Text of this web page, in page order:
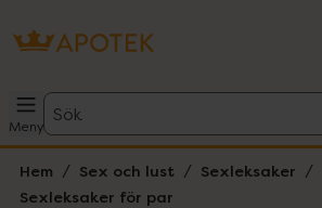
Meny
Sök
Hem Sex och lust
Sexleksaker
Sexleksaker för par